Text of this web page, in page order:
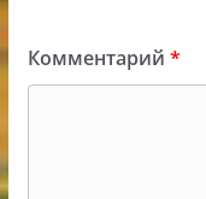
Комментарий *